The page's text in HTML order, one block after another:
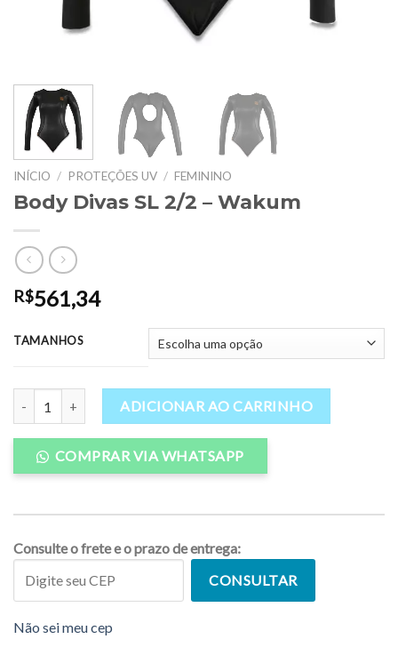
INÍCIO / PROTEÇÕES UV / FEMININO
Body Divas SL 2/2 – Wakum
R$561,34
TAMANHOS
Body Divas SL 2/2 - Wakum quantidade
ADICIONAR AO CARRINHO
COMPRAR VIA WHATSAPP
Consulte o frete e o prazo de entrega:
CONSULTAR
Não sei meu cep